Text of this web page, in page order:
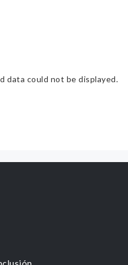
data could not be displayed.